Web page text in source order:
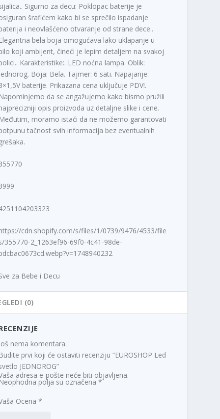
Sigurno za decu: Poklopac baterije je
šrafićem kako bi se sprečilo ispadanje
i neovlašćeno otvaranje od strane dece..
bela boja omogućava lako uklapanje u
koji ambijent, čineći je lepim detaljem na svakoj
Karakteristike:. LED noćna lampa. Oblik:
Boja: Bela. Tajmer: 6 sati. Napajanje:
baterije. Prikazana cena uključuje PDV!.
da se angažujemo kako bismo pružili
opis proizvoda uz detaljne slike i cene.
moramo istaći da ne možemo garantovati
tačnost svih informacija bez eventualnih
cdn.shopify.com/s/files/1/0739/9476/4533/file
355770-2_1263ef96-69f0-4c41-98de-
za Bebe i Decu
(0)
nema komentara.
prvi koji će ostaviti recenziju “EUROSHOP Led
JEDNOROG”
adresa e-pošte neće biti objavljena.
polja su označena*
Ocena*